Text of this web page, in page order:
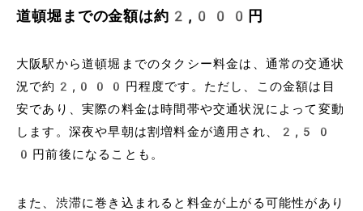
道頓堀までの金額は約2,000円
大阪駅から道頓堀までのタクシー料金は、通常の交通状
況で約2,000円程度です。ただし、この金額は目
安であり、実際の料金は時間帯や交通状況によって変動
します。深夜や早朝は割増料金が適用され、2,50
0円前後になることも。
また、渋滞に巻き込まれると料金が上がる可能性があり